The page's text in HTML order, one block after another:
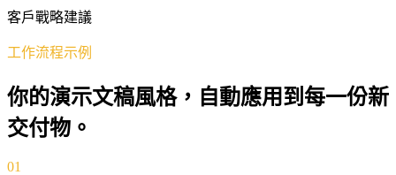
客戶戰略建議
工作流程示例
你的演示文稿風格，自動應用到每一份新
交付物。
01